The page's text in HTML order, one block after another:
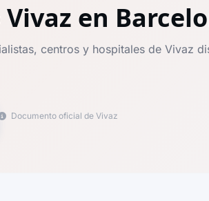
en
centros y hospitales de Vivaz
Documento oficial de Vivaz